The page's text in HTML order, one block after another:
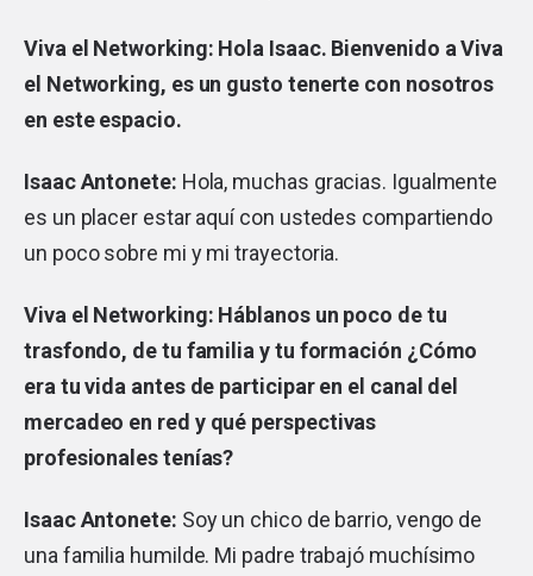
Viva el Networking: Hola Isaac. Bienvenido a Viva
el Networking, es un gusto tenerte con nosotros
en este espacio.
Isaac Antonete: Hola, muchas gracias. Igualmente
es un placer estar aquí con ustedes compartiendo
un poco sobre mi y mi trayectoria.
Viva el Networking: Háblanos un poco de tu
trasfondo, de tu familia y tu formación ¿Cómo
era tu vida antes de participar en el canal del
mercadeo en red y qué perspectivas
profesionales tenías?
Isaac Antonete: Soy un chico de barrio, vengo de
una familia humilde. Mi padre trabajó muchísimo